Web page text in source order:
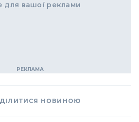
для вашої реклами
НОВИНОЮ